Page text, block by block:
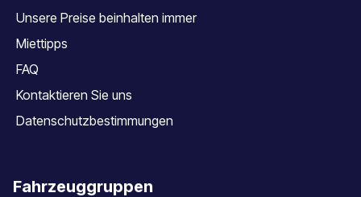
Unsere Preise beinhalten immer
Miettipps
FAQ
Kontaktieren Sie uns
Datenschutzbestimmungen
Fahrzeuggruppen